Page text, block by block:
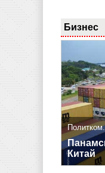
Бизнес
Китай